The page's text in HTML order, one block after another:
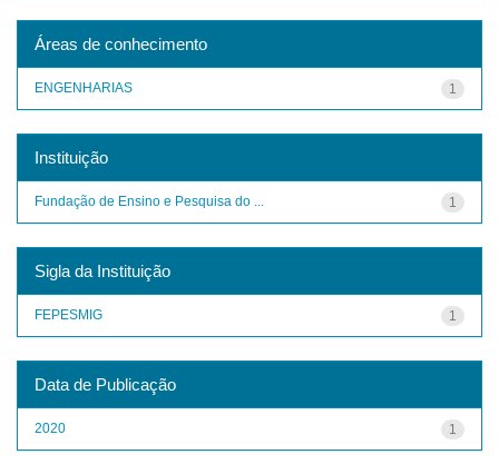
Áreas de conhecimento
1
ENGENHARIAS
Instituição
1
Fundação de Ensino e Pesquisa do ...
Sigla da Instituição
1
FEPESMIG
Data de Publicação
1
2020